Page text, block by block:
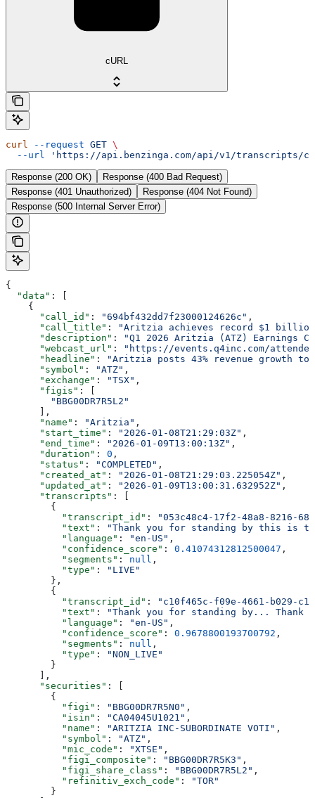
cURL
curl --request GET \
  --url
'https://api.benzinga.com/api/v1/transcripts/
Response (200 OK)
Response (400 Bad Request)
Response (401 Unauthorized)
Response (404 Not Found)
Response (500 Internal Server Error)
{
  "data"
: [
    {
      "call_id"
: "694bf432dd7f23000124626c" ,
      "call_title"
:
"Aritzia achieves record $1 billion
      "description"
:
"Q1 2026 Aritzia (ATZ) Earnings
      "webcast_url"
:
"https://events.q4inc.com/
      "headline"
:
"Aritzia posts 43% revenue growth
      "symbol"
: "ATZ" ,
      "exchange"
: "TSX" ,
      "figis"
: [
        "BBG00DR7R5L2"
      ],
      "name"
: "Aritzia" ,
      "start_time"
: "2026-01-08T21:29:03Z" ,
      "end_time"
: "2026-01-09T13:00:13Z" ,
      "duration"
: 0 ,
      "status"
: "COMPLETED" ,
      "created_at"
: "2026-01-08T21:29:03.225054Z" ,
      "updated_at"
: "2026-01-09T13:00:31.632952Z" ,
      "transcripts"
: [
        {
          "transcript_id"
:
"053c48c4-17f2-48a8-8216-
          "text"
:
"Thank you for standing by this is
          "language"
: "en-US" ,
          "confidence_score"
: 0.41074312812500047 ,
          "segments"
: null ,
          "type"
:
"LIVE"
        },
        {
          "transcript_id"
:
"c10f465c-f09e-4661-b029-
          "text"
:
"Thank you for standing by... Thank
          "language"
: "en-US" ,
          "confidence_score"
: 0.9678800193700792 ,
          "segments"
: null ,
          "type"
:
"NON_LIVE"
        }
      ],
      "securities"
: [
        {
          "figi"
: "BBG00DR7R5N0" ,
          "isin"
: "CA04045U1021" ,
          "name"
: "ARITZIA INC-SUBORDINATE VOTI" ,
          "symbol"
: "ATZ" ,
          "mic_code"
: "XTSE" ,
          "figi_composite"
: "BBG00DR7R5K3" ,
          "figi_share_class"
: "BBG00DR7R5L2" ,
          "refinitiv_exch_code"
:
"TOR"
        }